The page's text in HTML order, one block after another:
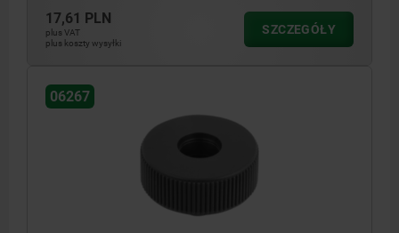
17,61 PLN
plus VAT
plus koszty wysyłki
SZCZEGÓŁY
06267